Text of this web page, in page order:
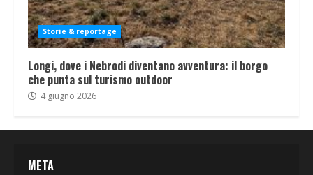
Storie & reportage
Longi, dove i Nebrodi diventano avventura: il borgo
che punta sul turismo outdoor
4 giugno 2026
META